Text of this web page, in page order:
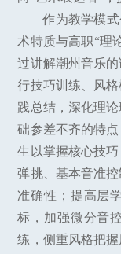
作为教学模
术特质与高职“理
过讲解潮州音乐
行技巧训练、风
践总结，深化理
础参差不齐的特
生以掌握核心技
弹挑、基本音准
准确性；提高层
标，加强微分音
练，侧重风格把